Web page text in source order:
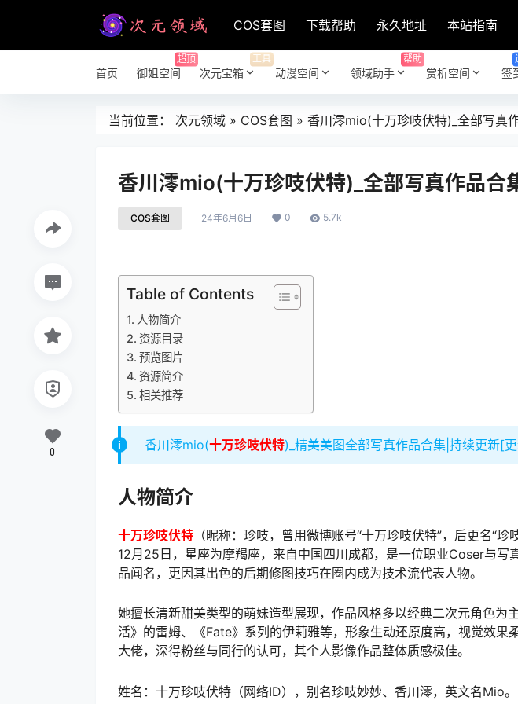
COS套图 下载帮助 永久地址 本站指南
首页 御姐空间
超顶
次元宝箱
工具
动漫空间 领域助手
帮助
赏析空间 签
当前位置： 次元领域 » COS套图 » 香川澪mio(十万珍吱伏特)_全部写真
香川澪mio(十万珍吱伏特)_全部写真作品合
COS套图 24年6月6日 0 5.7k
Table of Contents
人物简介
资源目录
预览图片
资源简介
相关推荐
香川澪mio(十万珍吱伏特)_精美美图全部写真作品合集|持续更新[
人物简介
十万珍吱伏特 （昵称：珍吱，曾用微博账号“十万珍吱伏特”，后更名“
12月25日，星座为摩羯座，来自中国四川成都，是一位职业Coser与写
品闻名，更因其出色的后期修图技巧在圈内成为技术流代表人物。
她擅长清新甜美类型的萌妹造型展现，作品风格多以经典二次元角色为
活》的雷姆、《Fate》系列的伊莉雅等，形象生动还原度高，视觉效果
大佬，深得粉丝与同行的认可，其个人影像作品整体质感极佳。
姓名：十万珍吱伏特（网络ID），别名珍吱妙妙、香川澪，英文名Mio。
0